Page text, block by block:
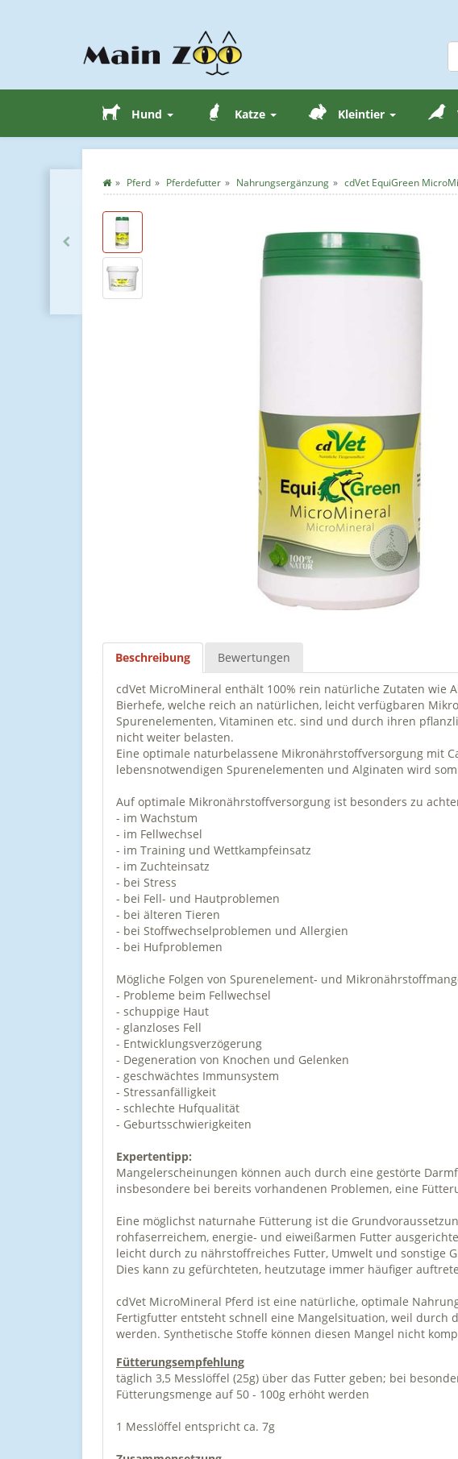
Hund Katze Kleintier
Pferd Pferdefutter Nahrungsergänzung cdVet EquiGreen
Beschreibung Bewertungen
cdVet MicroMineral enthält 100% rein natürliche Zutaten wie
Bierhefe, welche reich an natürlichen, leicht verfügbaren
Spurenelementen, Vitaminen etc. sind und durch ihren
nicht weiter belasten.
Eine optimale naturbelassene Mikronährstoffversorgung mit
lebensnotwendigen Spurenelementen und Alginaten wird
Auf optimale Mikronährstoffversorgung ist besonders zu
- im Wachstum
- im Fellwechsel
- im Training und Wettkampfeinsatz
- im Zuchteinsatz
- bei Stress
- bei Fell- und Hautproblemen
- bei älteren Tieren
- bei Stoffwechselproblemen und Allergien
- bei Hufproblemen
Mögliche Folgen von Spurenelement- und
- Probleme beim Fellwechsel
- schuppige Haut
- glanzloses Fell
- Entwicklungsverzögerung
- Degeneration von Knochen und Gelenken
- geschwächtes Immunsystem
- Stressanfälligkeit
- schlechte Hufqualität
- Geburtsschwierigkeiten
Expertentipp:
Mangelerscheinungen können auch durch eine gestörte
insbesondere bei bereits vorhandenen Problemen, eine
Eine möglichst naturnahe Fütterung ist die
rohfaserreichem, energie- und eiweißarmen Futter
leicht durch zu nährstoffreiches Futter, Umwelt und sonstige
Dies kann zu gefürchteten, heutzutage immer häufiger
cdVet MicroMineral Pferd ist eine natürliche, optimale
Fertigfutter entsteht schnell eine Mangelsituation, weil durch
werden. Synthetische Stoffe können diesen Mangel nicht
Fütterungsempfehlung
täglich 3,5 Messlöffel (25g) über das Futter geben; bei
Fütterungsmenge auf 50 - 100g erhöht werden
1 Messlöffel entspricht ca. 7g